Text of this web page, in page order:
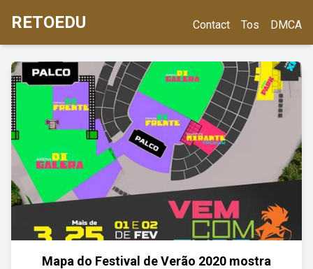
RETOEDU Contact Tos DMCA
Mapa do Festival de Verão 2020 mostra